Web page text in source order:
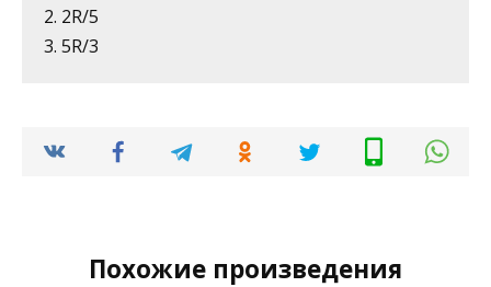
2. 2R/5
3. 5R/3
Похожие произведения